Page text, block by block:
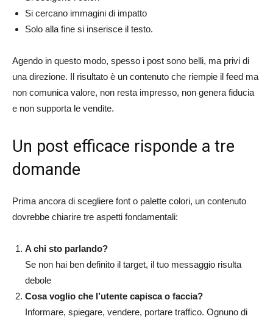
Si cercano immagini di impatto
Solo alla fine si inserisce il testo.
Agendo in questo modo, spesso i post sono belli, ma privi di
una direzione. Il risultato è un contenuto che riempie il feed ma
non comunica valore, non resta impresso, non genera fiducia
e non supporta le vendite.
Un post efficace risponde a tre
domande
Prima ancora di scegliere font o palette colori, un contenuto
dovrebbe chiarire tre aspetti fondamentali:
A chi sto parlando?
Se non hai ben definito il target, il tuo messaggio risulta
debole
Cosa voglio che l’utente capisca o faccia?
Informare, spiegare, vendere, portare traffico. Ognuno di